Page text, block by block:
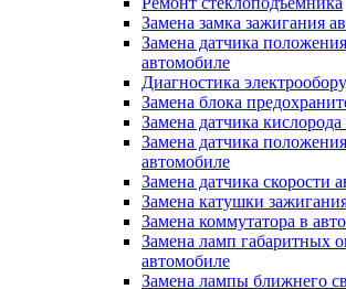
Замена замка зажигания
Замена датчика
автомобиле
Диагностика
Замена блока
Замена датчика
Замена датчика
автомобиле
Замена датчика скорости
Замена катушки
Замена коммутатора в
Замена ламп габаритных
автомобиле
Замена лампы ближнего